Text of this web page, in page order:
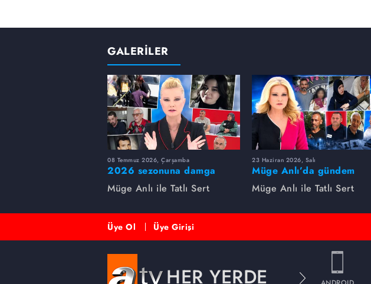
GALERİLER
08 Temmuz 2026, Çarşamba
2026 sezonuna damga
vuran 5 Müge Anlı
dosyası...
Müge Anlı ile Tatlı Sert
23 Haziran 2026, Salı
Müge Anlı’da gündem
sarsıldı! Kayıp dosyaları ve
aile ihanetleri herkesi şoke
Müge Anlı ile Tatlı Sert
Üye Ol Üye Girişi
HER YERDE